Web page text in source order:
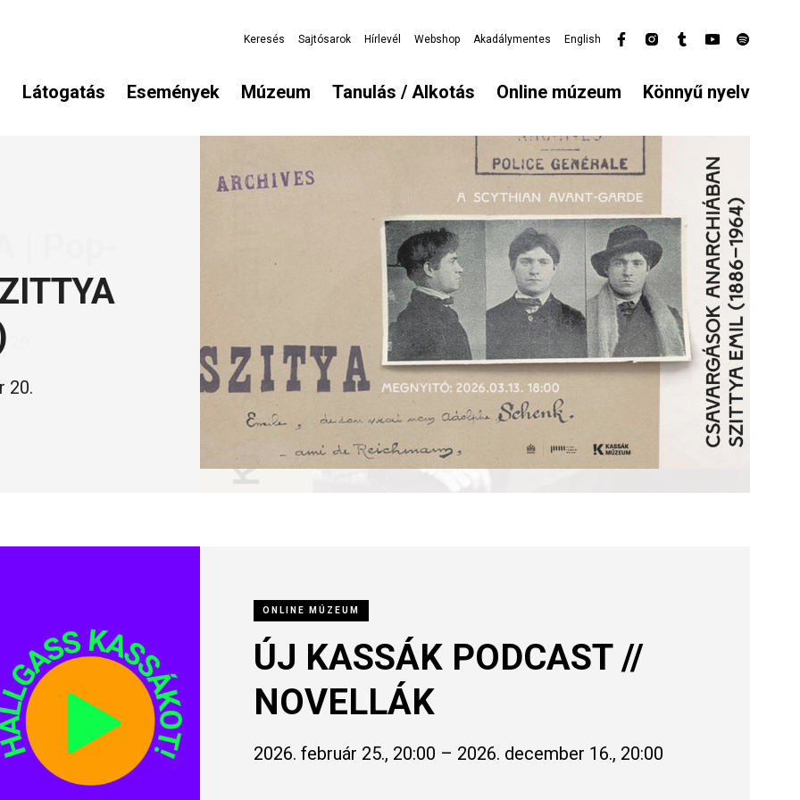
menu
Keresés Sajtósarok Hírlevél Webshop Akadálymentes English
Látogatás Események Múzeum Tanulás / Alkotás Online múzeum Könnyű nyelv
| Pop-
20.
ONLINE MÚZEUM
ÚJ KASSÁK PODCAST //
NOVELLÁK
2026. február 25., 20:00 – 2026. december 16., 20:00